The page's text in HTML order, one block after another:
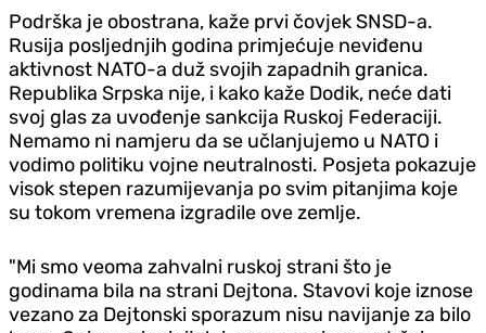
Podrška je obostrana, kaže prvi čovjek SNSD-a.
Rusija posljednjih godina primjećuje neviđenu
aktivnost NATO-a duž svojih zapadnih granica.
Republika Srpska nije, i kako kaže Dodik, neće dati
svoj glas za uvođenje sankcija Ruskoj Federaciji.
Nemamo ni namjeru da se učlanjujemo u NATO i
vodimo politiku vojne neutralnosti. Posjeta pokazuje
visok stepen razumijevanja po svim pitanjima koje
su tokom vremena izgradile ove zemlje.
"Mi smo veoma zahvalni ruskoj strani što je
godinama bila na strani Dejtona. Stavovi koje iznose
vezano za Dejtonski sporazum nisu navijanje za bilo